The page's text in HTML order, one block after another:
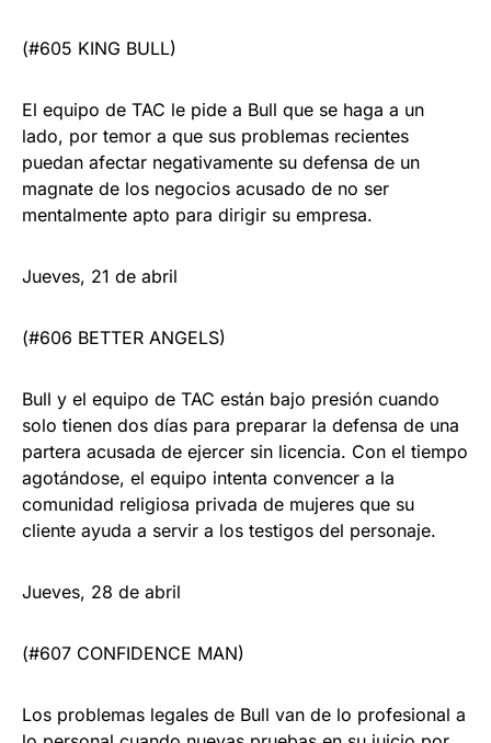
(#605 KING BULL)
El equipo de TAC le pide a Bull que se haga a un
lado, por temor a que sus problemas recientes
puedan afectar negativamente su defensa de un
magnate de los negocios acusado de no ser
mentalmente apto para dirigir su empresa.
Jueves, 21 de abril
(#606 BETTER ANGELS)
Bull y el equipo de TAC están bajo presión cuando
solo tienen dos días para preparar la defensa de una
partera acusada de ejercer sin licencia. Con el tiempo
agotándose, el equipo intenta convencer a la
comunidad religiosa privada de mujeres que su
cliente ayuda a servir a los testigos del personaje.
Jueves, 28 de abril
(#607 CONFIDENCE MAN)
Los problemas legales de Bull van de lo profesional a